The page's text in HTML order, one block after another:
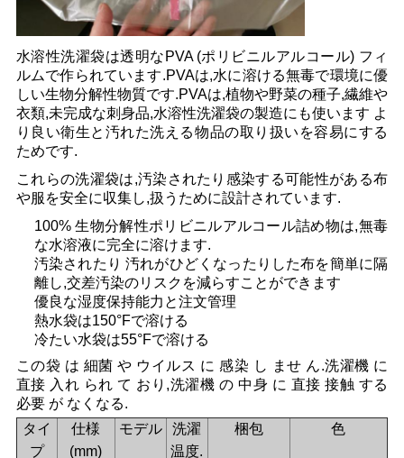
く
だ
さ
い
PRIVACY
POLICY
水溶性洗濯袋は透明なPVA (ポリビニルアルコール) フィ
ルムで作られています.PVAは,水に溶ける無毒で環境に優
しい生物分解性物質です.PVAは,植物や野菜の種子,繊維や
衣類,未完成な刺身品,水溶性洗濯袋の製造にも使います よ
り良い衛生と汚れた洗える物品の取り扱いを容易にする
ためです.
これらの洗濯袋は,汚染されたり感染する可能性がある布
や服を安全に収集し,扱うために設計されています.
100% 生物分解性ポリビニルアルコール詰め物は,無毒
な水溶液に完全に溶けます.
汚染されたり 汚れがひどくなったりした布を簡単に隔
離し,交差汚染のリスクを減らすことができます
優良な湿度保持能力と注文管理
熱水袋は150°Fで溶ける
冷たい水袋は55°Fで溶ける
この袋 は 細菌 や ウイルス に 感染 し ませ ん.洗濯機 に
直接 入れ られ て おり,洗濯機 の 中身 に 直接 接触 する
必要 が なくなる.
タイ
プ
仕様
(mm)
モデル
洗濯
温度.
梱包 色